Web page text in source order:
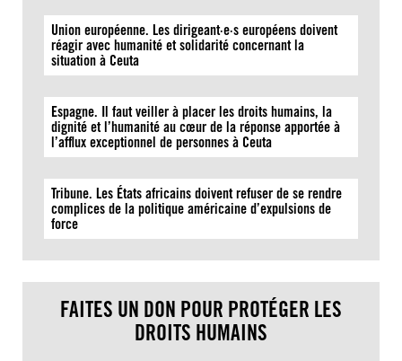
Union européenne. Les dirigeant·e·s européens doivent
réagir avec humanité et solidarité concernant la
situation à Ceuta
Espagne. Il faut veiller à placer les droits humains, la
dignité et l’humanité au cœur de la réponse apportée à
l’afflux exceptionnel de personnes à Ceuta
Tribune. Les États africains doivent refuser de se rendre
complices de la politique américaine d’expulsions de
force
FAITES UN DON POUR PROTÉGER LES
DROITS HUMAINS